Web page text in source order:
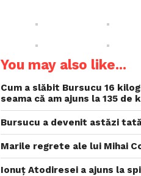
You may also like...
Cum a slăbit Bursucu 16
seama că am ajuns la 135 de
Bursucu a devenit astăzi
Marile regrete ale lui Mihai
Ionuț Atodiresei a ajuns la